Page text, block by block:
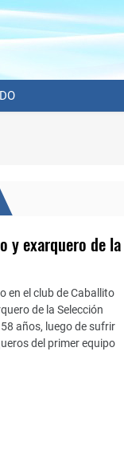
y exarquero de la
en el club de Caballito
de la Selección
años, luego de sufrir
del primer equipo